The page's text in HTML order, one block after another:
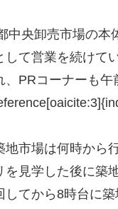
中央卸売市場の本
して営業を続けて
、PRコーナーも
地市場は何時から
を見学した後に築
してから8時台に